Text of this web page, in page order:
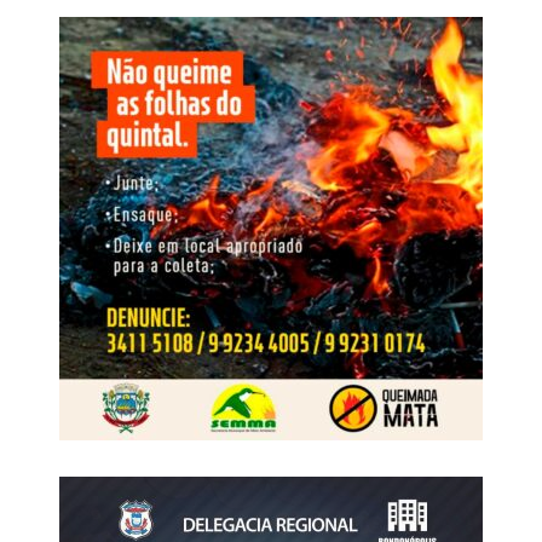
feira (06/08), Eduardo Costa. Na sexta-feira (07/08),
ocorrem mais dois shows, com Murilo Huff e a dupla Zé
Neto e Cristiano. Para fechar a festa, no sábado (08/08),
haverá o show do “Embaixador” Gusttavo Lima.
Para aqueles que preferirem mais conforto e comodidade,
a organização disponibiliza ingressos para a área VIP e
camarotes com valores a partir de R$ 80, pelo site Guichê
Web e nos pontos físicos: Calçados Bandeirantes, West
Country, loja TXC (Shopping), Padaria Vip e Sindicato
Rural.
A 52ª Exposul é uma realização do Sindicato dos
Produtores Rurais de Rondonópolis e conta com o
patrocínio institucional do Senar MT, Aprosoja MT,
Municipal e Câmara Municipal de Rondonópolis.